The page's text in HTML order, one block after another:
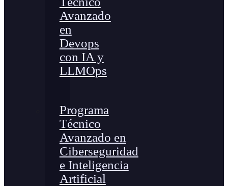
Avanzado
en
Devops
con IA y
LLMOps
Programa
Técnico
Avanzado en
Ciberseguridad
e Inteligencia
Artificial